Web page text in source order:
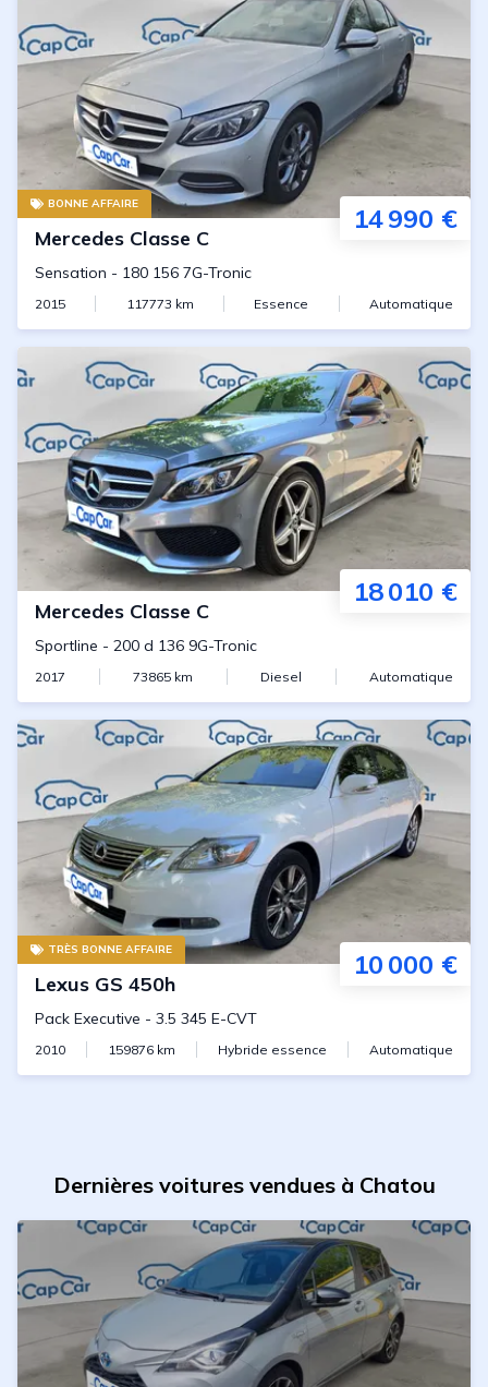
BONNE AFFAIRE 14 990 €
Mercedes Classe C
Sensation - 180 156 7G-Tronic
2015 117773 km Essence Automatique
18 010 €
Mercedes Classe C
Sportline - 200 d 136 9G-Tronic
2017 73865 km Diesel Automatique
TRÈS BONNE AFFAIRE 10 000 €
Lexus GS 450h
Pack Executive - 3.5 345 E-CVT
2010 159876 km Hybride essence Automatique
Dernières voitures vendues à Chatou